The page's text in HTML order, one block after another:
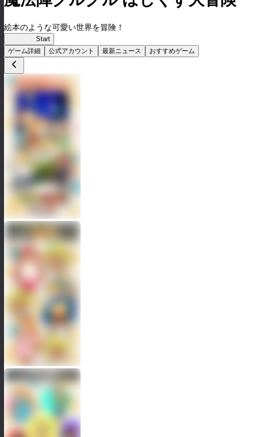
絵本のような可愛い世界を冒険！
Start
ゲーム詳細
公式アカウント 最新ニュース おすすめゲーム